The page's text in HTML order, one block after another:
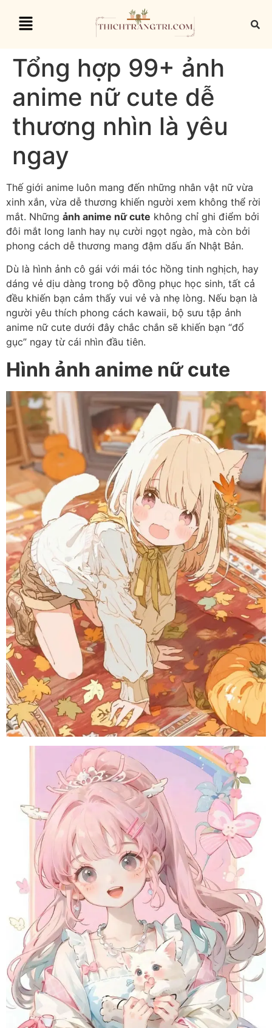
Tổng hợp 99+ ảnh
anime nữ cute dễ
thương nhìn là yêu
ngay
Thế giới anime luôn mang đến những nhân vật nữ vừa
xinh xắn, vừa dễ thương khiến người xem không thể rời
mắt. Những ảnh anime nữ cute không chỉ ghi điểm bởi
đôi mắt long lanh hay nụ cười ngọt ngào, mà còn bởi
phong cách dễ thương mang đậm dấu ấn Nhật Bản.
Dù là hình ảnh cô gái với mái tóc hồng tinh nghịch, hay
dáng vẻ dịu dàng trong bộ đồng phục học sinh, tất cả
đều khiến bạn cảm thấy vui vẻ và nhẹ lòng. Nếu bạn là
người yêu thích phong cách kawaii, bộ sưu tập ảnh
anime nữ cute dưới đây chắc chắn sẽ khiến bạn “đổ
gục” ngay từ cái nhìn đầu tiên.
Hình ảnh anime nữ cute